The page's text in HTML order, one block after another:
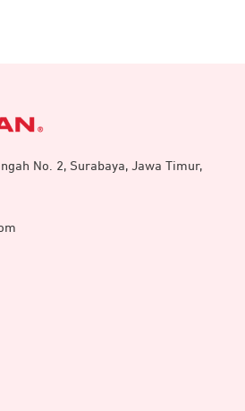
waktu
daya dengan kabel port Type-C.
No. 2, Surabaya, Jawa Timur,